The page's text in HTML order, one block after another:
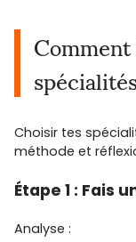
Choisir tes
méthode et
Étape 1 : Fais
Analyse :